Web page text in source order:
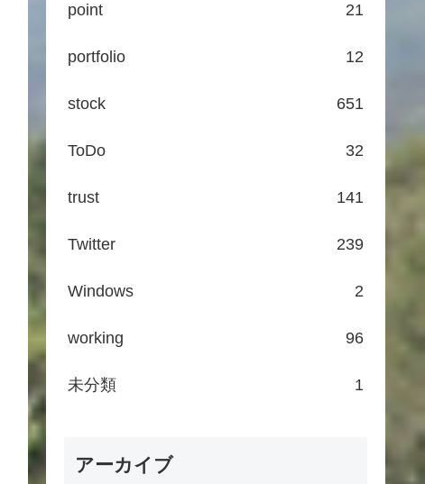
point 21
portfolio 12
stock 651
ToDo 32
trust 141
Twitter 239
Windows 2
working 96
未分類 1
アーカイブ